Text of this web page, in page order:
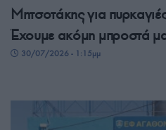
Μητσοτάκης για
Έχουμε ακόμη μπροστά
30/07/2026 - 1:15μμ